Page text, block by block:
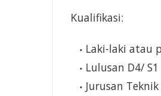
Kualifikasi:
Laki-laki atau
Lulusan D4/ S1
Jurusan